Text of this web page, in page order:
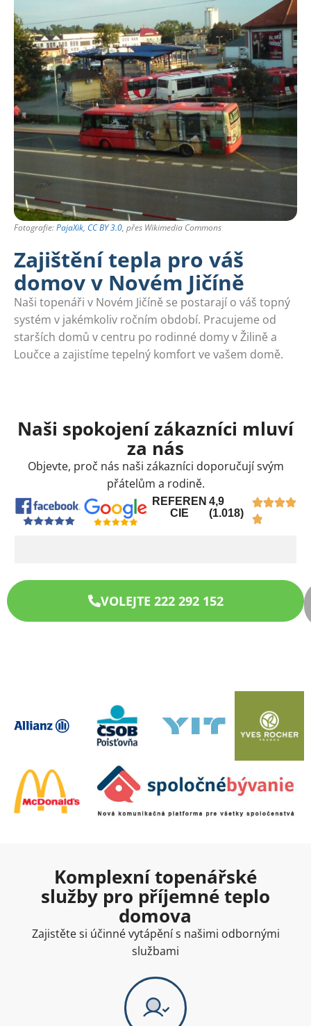
Fotografie:PajaXik, CC BY 3.0, přes Wikimedia Commons
Zajištění tepla pro váš
domov v Novém Jičíně
Naši topenáři v Novém Jičíně se postarají o váš topný
systém v jakémkoliv ročním období. Pracujeme od
starších domů v centru po rodinné domy v Žilině a
Loučce a zajistíme tepelný komfort ve vašem domě.
Naši spokojení zákazníci mluví
za nás
Objevte, proč nás naši zákazníci doporučují svým
přátelům a rodině.
REFEREN
CIE
4,9
(1.018)
VOLEJTE 222 292 152
Komplexní topenářské
služby pro příjemné teplo
domova
Zajistěte si účinné vytápění s našimi odbornými
službami